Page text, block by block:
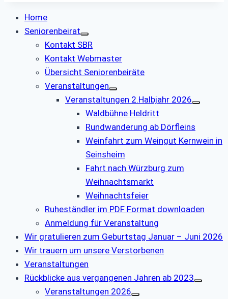
Home
Seniorenbeirat
Kontakt SBR
Kontakt Webmaster
Übersicht Seniorenbeiräte
Veranstaltungen
Veranstaltungen 2.Halbjahr 2026
Waldbühne Heldritt
Rundwanderung ab Dörfleins
Weinfahrt zum Weingut Kernwein in
Seinsheim
Fahrt nach Würzburg zum
Weihnachtsmarkt
Weihnachtsfeier
Ruheständler im PDF Format downloaden
Anmeldung für Veranstaltung
Wir gratulieren zum Geburtstag Januar – Juni 2026
Wir trauern um unsere Verstorbenen
Veranstaltungen
Rückblicke aus vergangenen Jahren ab 2023
Veranstaltungen 2026